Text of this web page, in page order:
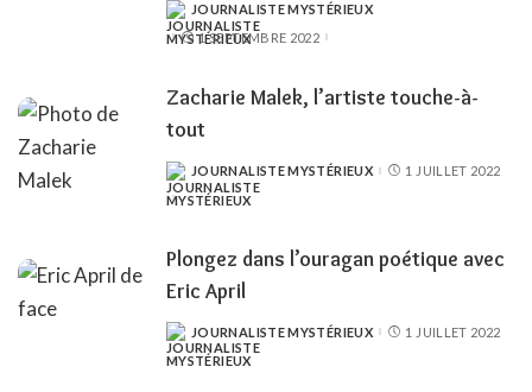
POSTED
BY
JOURNALISTE MYSTÉRIEUX
1 SEPTEMBRE 2022
Zacharie Malek, l’artiste touche-à-
tout
POSTED
BY
JOURNALISTE MYSTÉRIEUX 1 JUILLET 2022
Plongez dans l’ouragan poétique avec
Eric April
POSTED
BY
JOURNALISTE MYSTÉRIEUX 1 JUILLET 2022